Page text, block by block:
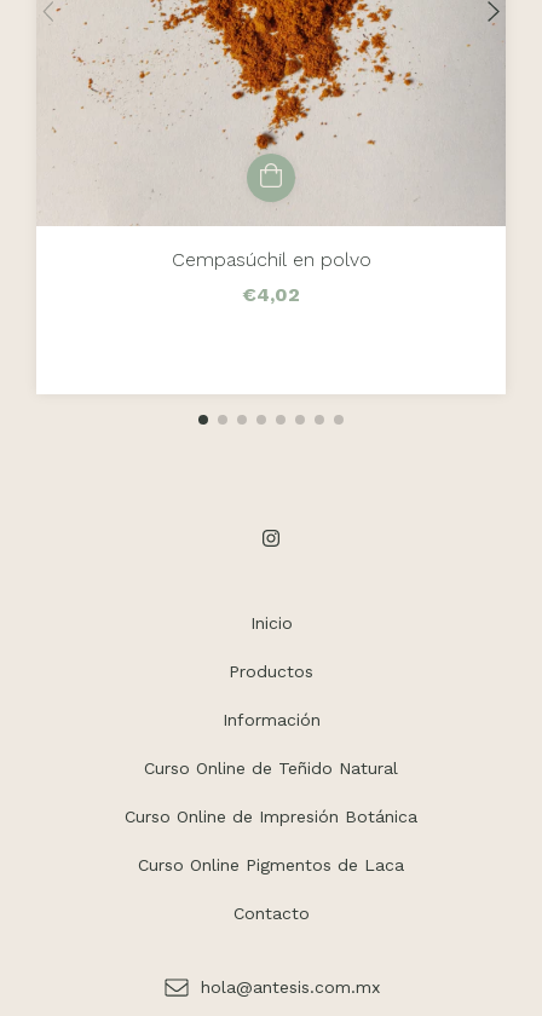
Cempasúchil en polvo
€4,02
Inicio
Productos
Información
Curso Online de Teñido Natural
Curso Online de Impresión Botánica
Curso Online Pigmentos de Laca
Contacto
hola@antesis.com.mx